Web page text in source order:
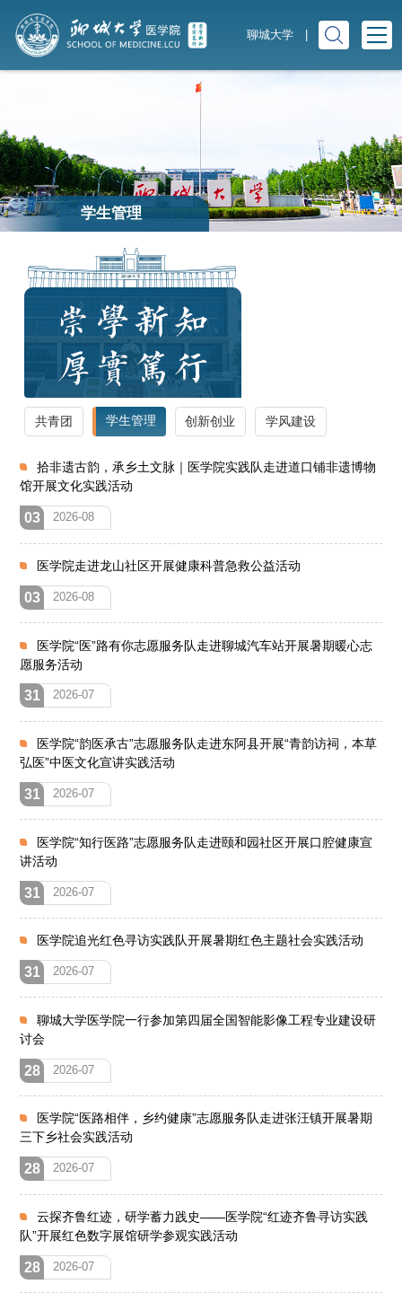
聊城大学
学生管理
共青团 学生管理 创新创业 学风建设
拾非遗古韵，承乡土文脉｜医学院实践队走进道口铺非遗博物
馆开展文化实践活动
03 2026-08
医学院走进龙山社区开展健康科普急救公益活动
03 2026-08
医学院“医”路有你志愿服务队走进聊城汽车站开展暑期暖心志
愿服务活动
31 2026-07
医学院“韵医承古”志愿服务队走进东阿县开展“青韵访祠，本草
弘医”中医文化宣讲实践活动
31 2026-07
医学院“知行医路”志愿服务队走进颐和园社区开展口腔健康宣
讲活动
31 2026-07
医学院追光红色寻访实践队开展暑期红色主题社会实践活动
31 2026-07
聊城大学医学院一行参加第四届全国智能影像工程专业建设研
讨会
28 2026-07
医学院“医路相伴，乡约健康”志愿服务队走进张汪镇开展暑期
三下乡社会实践活动
28 2026-07
云探齐鲁红迹，研学蓄力践史——医学院“红迹齐鲁寻访实践
队”开展红色数字展馆研学参观实践活动
28 2026-07